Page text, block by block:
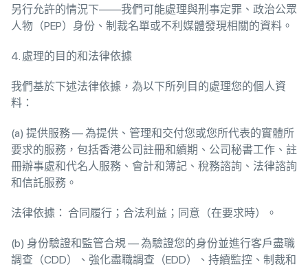
另行允許的情況下——我們可能處理與刑事定罪、政治公眾
人物（PEP）身份、制裁名單或不利媒體發現相關的資料。
4. 處理的目的和法律依據
我們基於下述法律依據，為以下所列目的處理您的個人資
料：
(a) 提供服務 — 為提供、管理和交付您或您所代表的實體所
要求的服務，包括香港公司註冊和續期、公司秘書工作、註
冊辦事處和代名人服務、會計和簿記、稅務諮詢、法律諮詢
和信託服務。
法律依據： 合同履行；合法利益；同意（在要求時）。
(b) 身份驗證和監管合規 — 為驗證您的身份並進行客戶盡職
調查（CDD）、強化盡職調查（EDD）、持續監控、制裁和